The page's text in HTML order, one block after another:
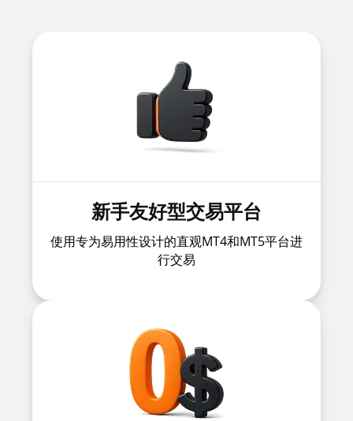
新手友好型交易平台
使用专为易用性设计的直观MT4和MT5平台进
行交易